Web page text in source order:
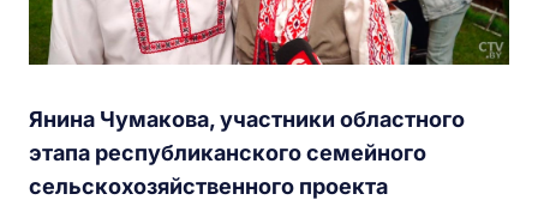
Янина Чумакова, участники областного
этапа республиканского семейного
сельскохозяйственного проекта